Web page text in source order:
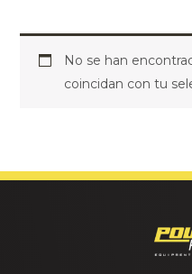
No se han
coincidan con tu